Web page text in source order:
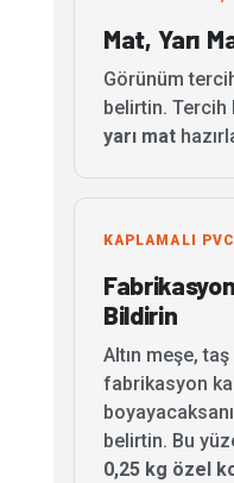
Mat, Yarı
Görünüm
belirtin.
yarı mat
KAPLAMALI PVC
Bildirin
Altın meşe,
fabrikasyon
belirtin. Bu
0,25 kg özel